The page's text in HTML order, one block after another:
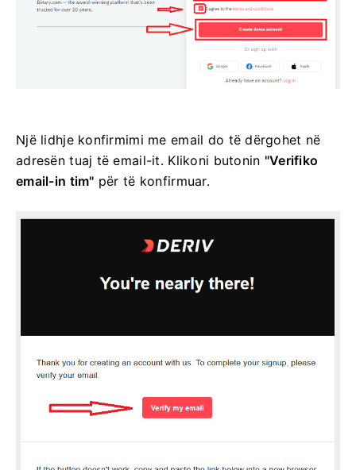
Një lidhje konfirmimi me email do të dërgohet në
adresën tuaj të email-it. Klikoni butonin "Verifiko
email-in tim" për të konfirmuar.